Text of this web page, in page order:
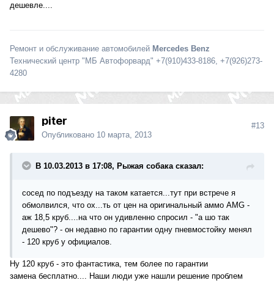
дешевле....
Ремонт и обслуживание автомобилей Mercedes Benz
Технический центр "МБ Автофорвард" +7(910)433-8186, +7(926)273-
4280
piter
Опубликовано 10 марта, 2013
#13
В 10.03.2013 в 17:08, Рыжая собака сказал:
сосед по подъезду на таком катается...тут при встрече я
обмолвился, что ох...ть от цен на оригинальный аммо AMG -
аж 18,5 круб....на что он удивленно спросил - "а шо так
дешево"? - он недавно по гарантии одну пневмостойку менял
- 120 круб у официалов.
Ну 120 круб - это фантастика, тем более по гарантии
замена бесплатно.... Наши люди уже нашли решение проблем